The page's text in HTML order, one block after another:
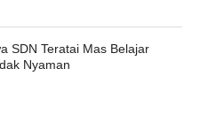
SDN Teratai Mas Belajar
Nyaman